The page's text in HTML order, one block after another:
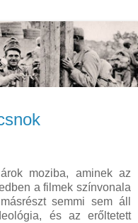
moziba, aminek az
a filmek színvonala
semmi sem áll
és az erőltetett